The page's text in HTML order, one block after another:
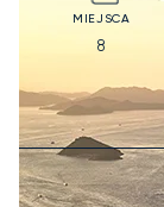
MIEJSCA
8